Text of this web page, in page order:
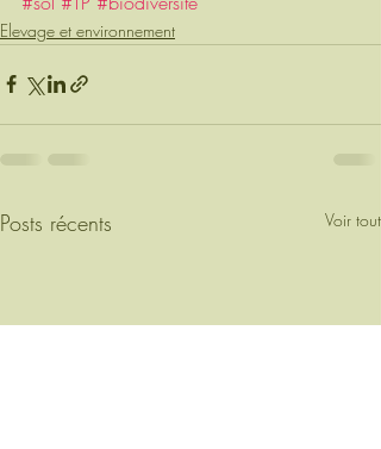
Elevage et environnement
Posts récents Voir tout